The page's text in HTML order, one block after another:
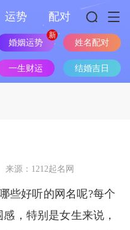
运势 配对
婚姻运势 姓名配对
一生财运 结婚吉日
来源：1212起名网
些好听的网名呢?每个
，特别是女生来说，